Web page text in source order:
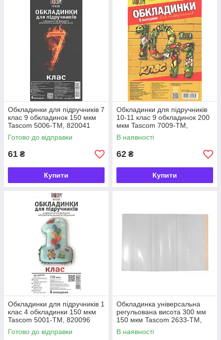
Обкладинки для підручників 7
клас 9 обкладинок 150 мкм
Tascom 5006-TM, 820041
Готово до відправки
61 ₴
Купити
Обкладинки для підручників
10-11 клас 9 обкладинок 200
мкм Tascom 7009-TM,
820584
В наявності
62 ₴
Купити
Обкладинки для підручників 1
клас 4 обкладинки 150 мкм
Tascom 5001-TM, 820096
Готово до відправки
Обкладинка універсальна
регульована висота 300 мм
150 мкм Tascom 2633-TM,
863782
В наявності